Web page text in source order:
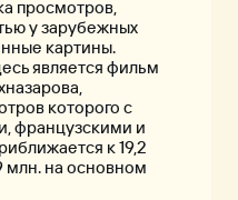
просмотров,
у зарубежных
картины.
является фильм
которого с
французскими и
к 19,2
млн. на основном